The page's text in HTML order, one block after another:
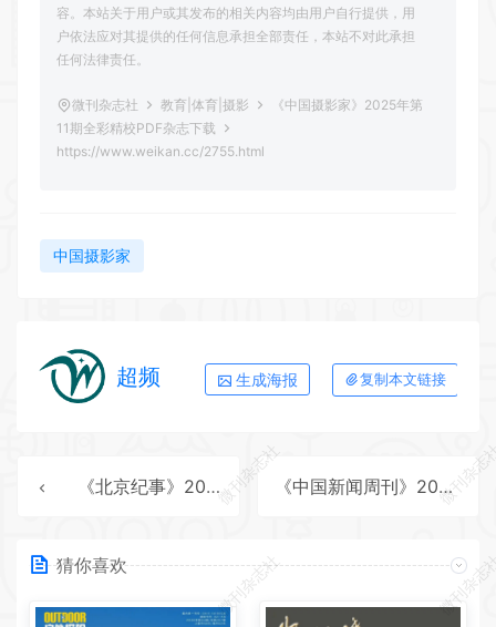
容。本站关于用户或其发布的相关内容均由用户自行提供，用
户依法应对其提供的任何信息承担全部责任，本站不对此承担
任何法律责任。
微刊杂志社 教育|体育|摄影
《中国摄影家》2025年第
11期全彩精校PDF杂志下载
https://www.weikan.cc/2755.html
中国摄影家
超频 生成海报 复制本文链接
《北京纪事》2025年第11期全彩精校PDF杂志下载 《中国新闻周刊》2025年第40期全彩精校PDF杂志下载
猜你喜欢
微刊杂志社
微刊杂
微刊杂志社
微刊杂